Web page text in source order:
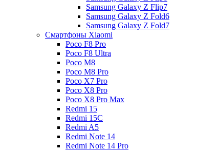
Samsung Galaxy Z Flip7
Samsung Galaxy Z Fold6
Samsung Galaxy Z Fold7
Смартфоны Xiaomi
Poco F8 Pro
Poco F8 Ultra
Poco M8
Poco M8 Pro
Poco X7 Pro
Poco X8 Pro
Poco X8 Pro Max
Redmi 15
Redmi 15C
Redmi A5
Redmi Note 14
Redmi Note 14 Pro